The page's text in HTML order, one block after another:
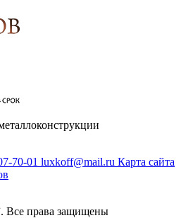
70-01 luxkoff@mail.ru Карта сайта
Все права защищены